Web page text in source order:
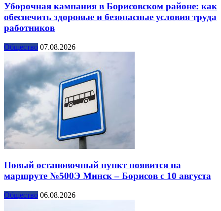
Уборочная кампания в Борисовском районе: как
обеспечить здоровые и безопасные условия труда
работников
Общество 07.08.2026
Новый остановочный пункт появится на
маршруте №500Э Минск – Борисов с 10 августа
Общество 06.08.2026